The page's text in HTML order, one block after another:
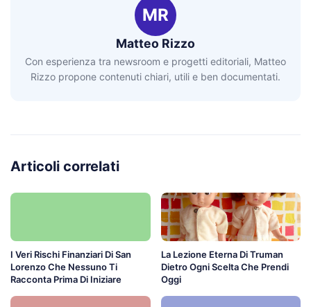
MR
Matteo Rizzo
Con esperienza tra newsroom e progetti editoriali, Matteo
Rizzo propone contenuti chiari, utili e ben documentati.
Articoli correlati
I Veri Rischi Finanziari Di San
Lorenzo Che Nessuno Ti
Racconta Prima Di Iniziare
La Lezione Eterna Di Truman
Dietro Ogni Scelta Che Prendi
Oggi